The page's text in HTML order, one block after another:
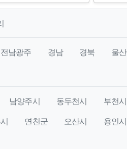
전남광주 경남 경북 울산
남양주시 동두천시
부천시
연천군 오산시 용인시